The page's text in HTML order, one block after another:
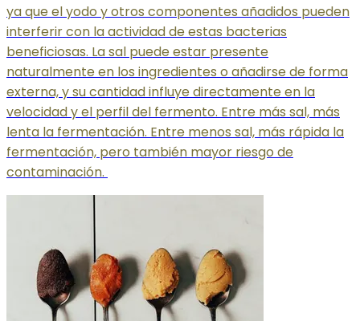
ya que el yodo y otros componentes añadidos pueden
interferir con la actividad de estas bacterias
beneficiosas. La sal puede estar presente
naturalmente en los ingredientes o añadirse de forma
externa, y su cantidad influye directamente en la
velocidad y el perfil del fermento. Entre más sal, más
lenta la fermentación. Entre menos sal, más rápida la
fermentación, pero también mayor riesgo de
contaminación.